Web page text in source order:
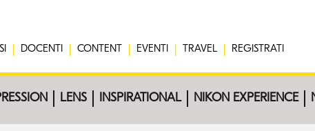
DOCENTI CONTENT EVENTI TRAVEL REGISTRATI
LENS INSPIRATIONAL NIKON EXPERIENCE